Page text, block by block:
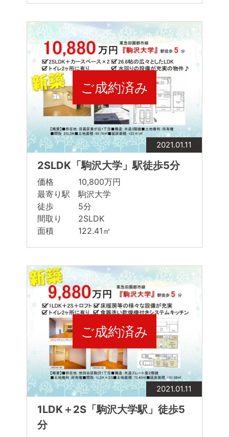
ご成約済み
2021.01.11
2SLDK「駒沢大学」駅徒歩5分
価格 10,800万円
最寄り駅 駒沢大学
徒歩 5分
間取り 2SLDK
面積 122.41㎡
ご成約済み
2021.01.11
1LDK＋2S「駒沢大学駅」徒歩5
分